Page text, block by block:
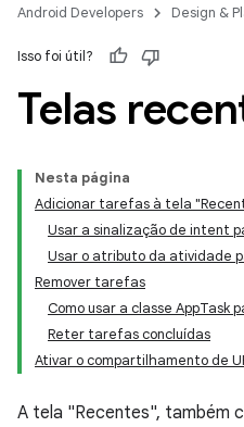
Android Developers Design &
Isso foi útil?
Telas
Nesta página
Adicionar tarefas à tela
Usar a sinalização de intent
Usar o atributo da atividade
Remover tarefas
Como usar a classe AppTask
Reter tarefas concluídas
Ativar o compartilhamento de
A tela "Recentes", também